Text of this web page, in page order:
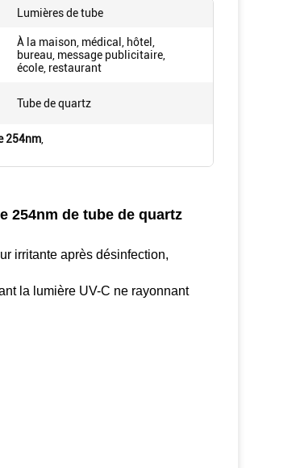
Lumières de tube
À la maison, médical, hôtel,
bureau, message publicitaire,
école, restaurant
Tube de quartz
254nm
254nm de tube de quartz
irritante après désinfection,
la lumière UV-C ne rayonnant